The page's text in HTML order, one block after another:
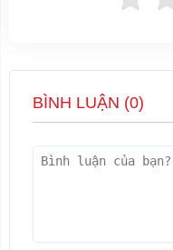
BÌNH LUẬN (0)